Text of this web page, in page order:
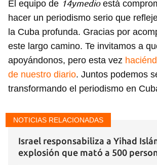
El equipo de 14ymedioestá
hacer un periodismo serio que
la Cuba profunda. Gracias por
este largo camino. Te invitamos a
apoyándonos, pero esta vez
de nuestro diario. Juntos podemos
transformando el periodismo en
NOTICIAS RELACIONADAS
Israel responsabiliza a Yihad
explosión que mató a 500